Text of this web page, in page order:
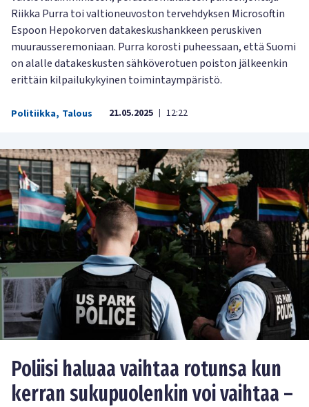
Riikka Purra toi valtioneuvoston tervehdyksen Microsoftin
Espoon Hepokorven datakeskushankkeen peruskiven
muurausseremoniaan. Purra korosti puheessaan, että Suomi
on alalle datakeskusten sähköverotuen poiston jälkeenkin
erittäin kilpailukykyinen toimintaympäristö.
Politiikka, Talous 21.05.2025 | 12:22
Poliisi haluaa vaihtaa rotunsa kun
kerran sukupuolenkin voi vaihtaa –